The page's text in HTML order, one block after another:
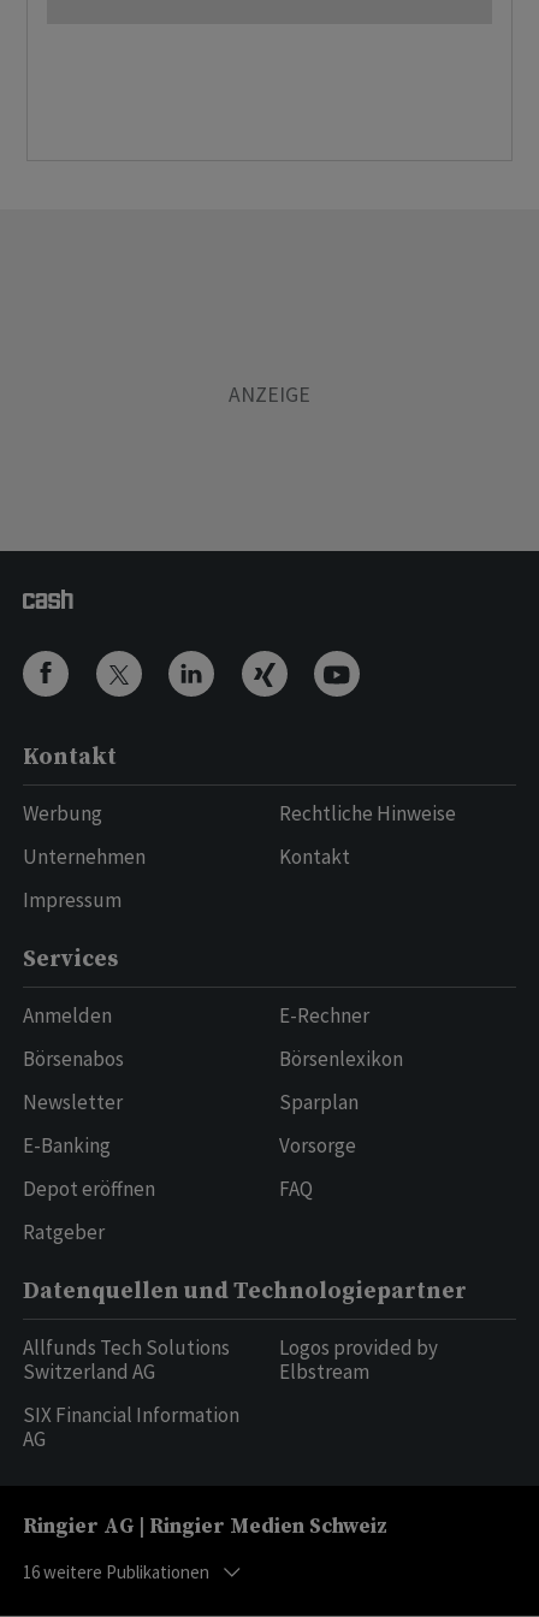
Kontakt
Werbung
Unternehmen
Impressum
Rechtliche Hinweise
Kontakt
Services
Anmelden
Börsenabos
Newsletter
E-Banking
Depot eröffnen
Ratgeber
E-Rechner
Börsenlexikon
Sparplan
Vorsorge
FAQ
Datenquellen und Technologiepartner
Allfunds Tech Solutions
Switzerland AG
SIX Financial Information
AG
Logos provided by
Elbstream
Ringier AG | Ringier Medien Schweiz
16weitere Publikationen